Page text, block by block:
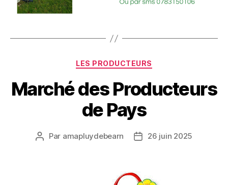
Catégories
LES PRODUCTEURS
Marché des Producteurs
de Pays
Auteur
Par amapluydebearn
Date26 juin 2025